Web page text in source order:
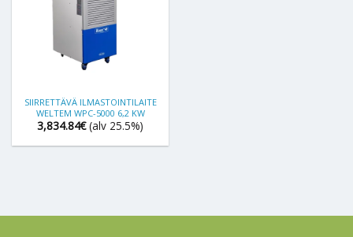
SIIRRETTÄVÄ ILMASTOINTILAITE
WELTEM WPC-5000 6,2 KW
3,834.84€ (alv 25.5%)